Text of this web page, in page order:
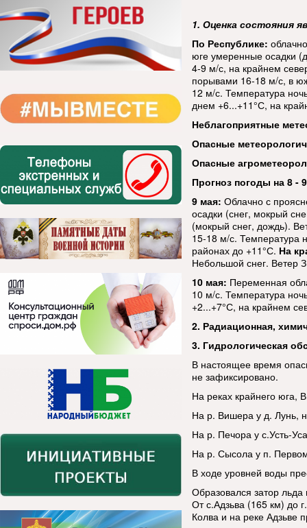
1. Оценка состояния
По Республике:
юге умеренные осадки
4-9 м/с, на крайнем
порывами 16-18 м/с, в
12 м/с. Температура
днем +6...+11°С, на
Неблагоприятные
Опасные
Опасные
Прогноз погоды на 8 -
9 мая: Облачно с
осадки (снег, мокрый
(мокрый снег, дождь).
15-18 м/с. Температура
районах до +11°С. На
Небольшой снег. Ветер
10 мая: Переменная
10 м/с. Температура
+2...+7°С, на крайнем
2. Радиационная,
3. Гидрологическая
В настоящее время
не зафиксировано.
На реках крайнего юга,
На р. Вишера у д. Лунь,
На р. Печора у с.Усть-
На р. Сысола у п.
В ходе уровней воды
Образовался затор
От с.Адзьва (165 км) до
Колва и на реке Адзьве